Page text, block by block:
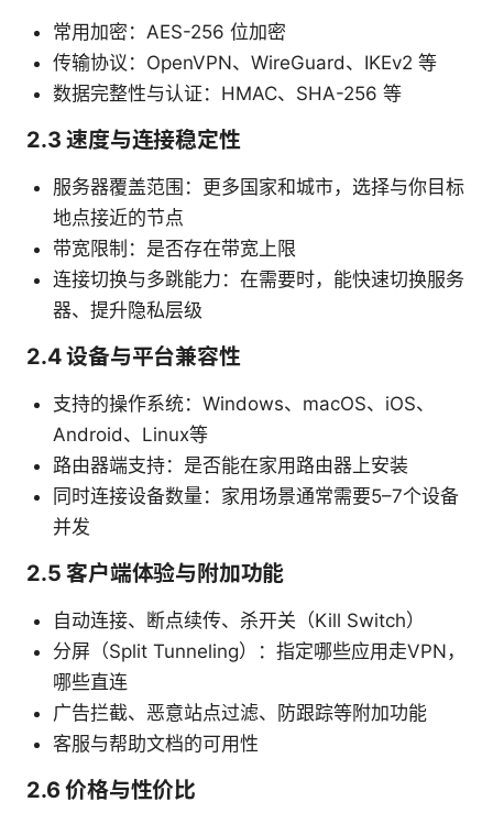
常用加密：AES-256 位加密
传输协议：OpenVPN、WireGuard、IKEv2 等
数据完整性与认证：HMAC、SHA-256 等
2.3 速度与连接稳定性
服务器覆盖范围：更多国家和城市，选择与你目标
地点接近的节点
带宽限制：是否存在带宽上限
连接切换与多跳能力：在需要时，能快速切换服务
器、提升隐私层级
2.4 设备与平台兼容性
支持的操作系统：Windows、macOS、iOS、
Android、Linux等
路由器端支持：是否能在家用路由器上安装
同时连接设备数量：家用场景通常需要5–7个设备
并发
2.5 客户端体验与附加功能
自动连接、断点续传、杀开关（Kill Switch）
分屏（Split Tunneling）：指定哪些应用走VPN，
哪些直连
广告拦截、恶意站点过滤、防跟踪等附加功能
客服与帮助文档的可用性
2.6 价格与性价比